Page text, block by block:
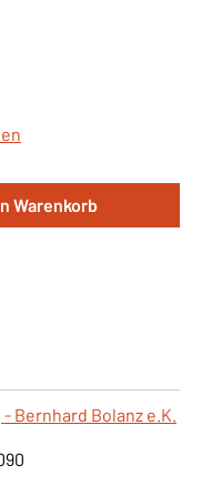
Warenkorb
Bernhard Bolanz e.K.